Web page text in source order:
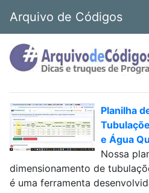
Arquivo de Códigos
Planilha
e Água
Nossa
dimensionamento de
é uma ferramenta